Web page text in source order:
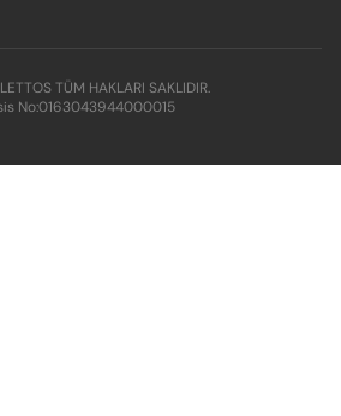
TÜM HAKLARI SAKLIDIR.
No:0163043944000015